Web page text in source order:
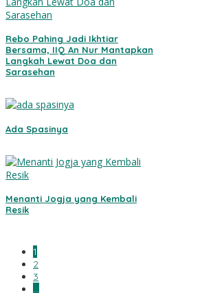
Rebo Pahing Jadi Ikhtiar
Bersama, IIQ An Nur Mantapkan
Langkah Lewat Doa dan
Sarasehan
Ada Spasinya
Menanti Jogja yang Kembali
Resik
1
2
3
…